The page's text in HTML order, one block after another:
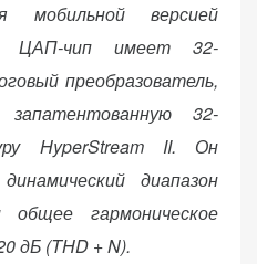
мобильной версией
ЦАП-чип имеет 32-
преобразователь,
32-
HyperStream II. Он
диапазон
гармоническое
дБ (THD + N).